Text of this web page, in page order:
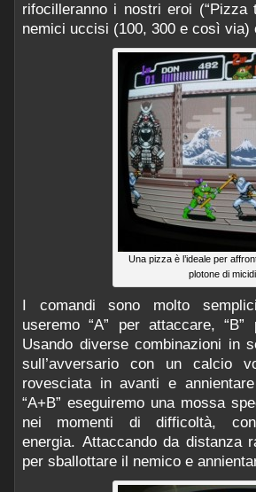
rifocilleranno i nostri eroi (“Pizza
nemici uccisi (100, 300 e così
Una pizza è l’ideale per
plotone di
I comandi sono molto
useremo “A” per attaccare,
Usando diverse combinazioni in
sull’avversario con un calcio
rovesciata in avanti e
“A+B” eseguiremo una mossa
nei momenti di difficoltà,
energia. Attaccando da distanza
per sballottare il nemico e